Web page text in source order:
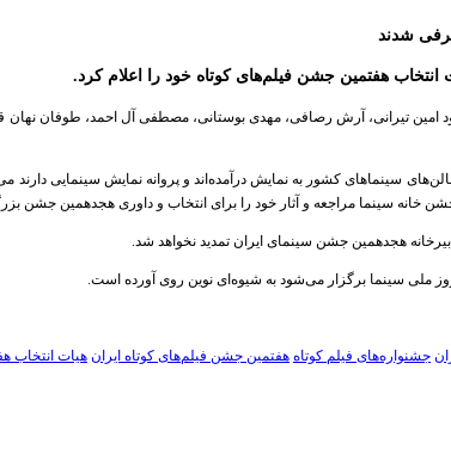
شدند
هفتمین جشن فیلم‌های کوتاه خود را اعلام کرد.
تیرانی، آرش رصافی، مهدی بوستانی، مصطفی آل احمد، طوفان نهان
هجدهمین جشن سینمای ایران تمدید نخواهد شد.
جشنواره‌های فیلم کوتاه هفتمین جشن فیلم‌های کوتاه ایران هیات انتخاب